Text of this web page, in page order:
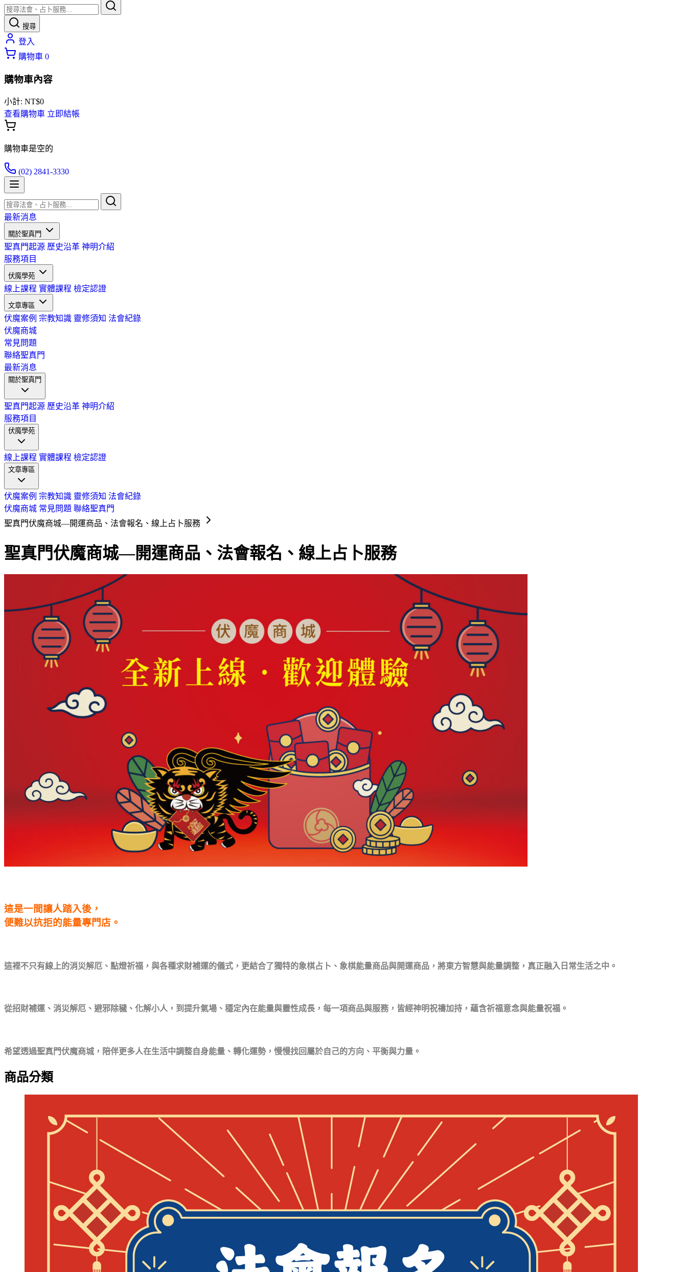
搜尋
登入
購物車 0
購物車內容
小計: NT$0
查看購物車 立即結帳
購物車是空的
(02) 2841-3330
最新消息
關於聖真門
聖真門起源 歷史沿革 神明介紹
服務項目
伏魔學苑
線上課程 實體課程 檢定認證
文章專區
伏魔案例 宗教知識 靈修須知 法會紀錄
伏魔商城
常見問題
聯絡聖真門
最新消息
關於聖真門
聖真門起源 歷史沿革 神明介紹
服務項目
伏魔學苑
線上課程 實體課程 檢定認證
文章專區
伏魔案例 宗教知識 靈修須知 法會紀錄
伏魔商城 常見問題 聯絡聖真門
聖真門伏魔商城—開運商品、法會報名、線上占卜服務
聖真門伏魔商城—開運商品、法會報名、線上占卜服務
這是一間讓人踏入後，
便難以抗拒的能量專門店。
這裡不只有線上的消災解厄、點燈祈福，與各種求財補運的儀式， 更結合了獨特的象棋占卜、象棋能量商品與開運商品， 將東方智慧與能量調整，真正融入日常生活之中。
從招財補運、消災解厄、避邪除穢、化解小人， 到提升氣場、穩定內在能量與靈性成長， 每一項商品與服務，皆經神明祝禱加持， 蘊含祈福意念與能量祝福。
希望透過聖真門伏魔商城， 陪伴更多人在生活中調整自身能量、轉化運勢， 慢慢找回屬於自己的方向、平衡與力量。
商品分類